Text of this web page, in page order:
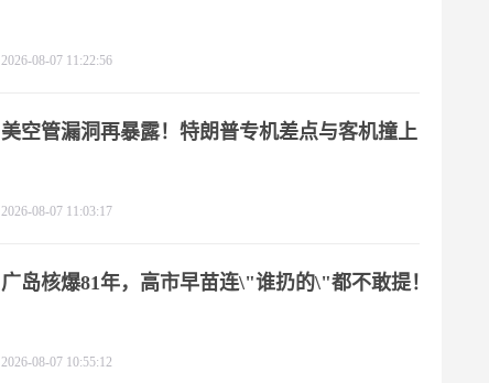
2026-08-07 11:22:56
美空管漏洞再暴露！特朗普专机差点与客机撞上
2026-08-07 11:03:17
广岛核爆81年，高市早苗连\"谁扔的\"都不敢提！
2026-08-07 10:55:12